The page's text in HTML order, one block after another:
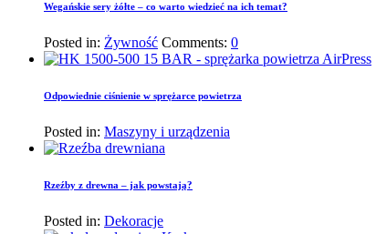
Wegańskie sery żółte – co warto wiedzieć na ich temat?
Posted in: Żywność Comments: 0
Odpowiednie ciśnienie w sprężarce powietrza
Posted in: Maszyny i urządzenia
Rzeźby z drewna – jak powstają?
Posted in: Dekoracje